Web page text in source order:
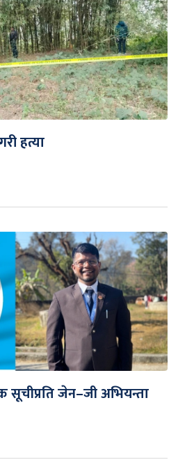
हत्या
सूचीप्रति जेन–जी अभियन्ता